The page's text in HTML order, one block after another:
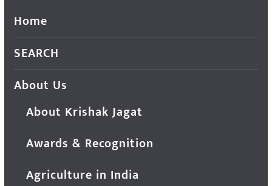
Home
SEARCH
About Us
About Krishak Jagat
Awards & Recognition
Agriculture in India